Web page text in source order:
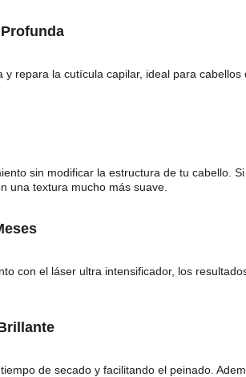
y repara la cutícula capilar, ideal para
sin modificar la estructura de tu cabello.
una textura mucho más suave.
con el láser ultra intensificador, los
de secado y facilitando el peinado.